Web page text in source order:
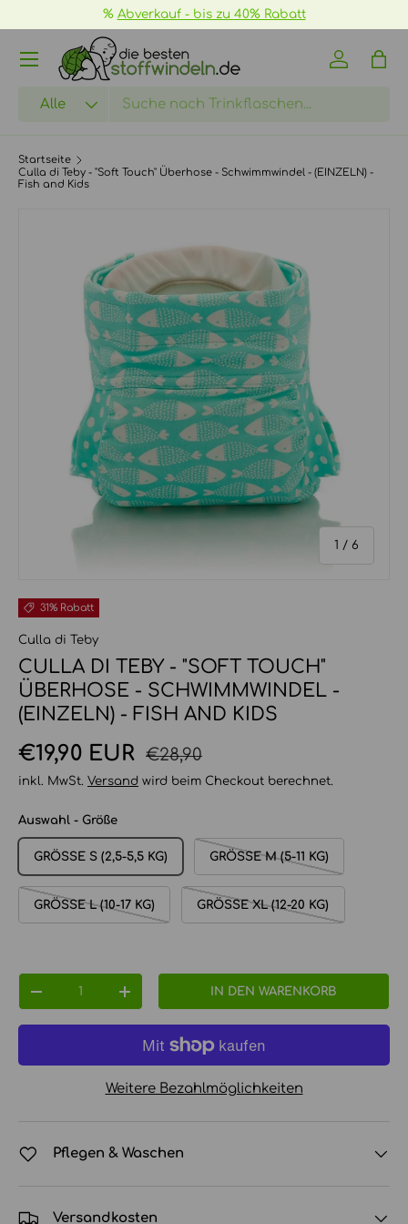
DIREKT ZUM INHALT
% Abverkauf - bis zu 40% Rabatt
Suchen
Alle
Einloggen
Startseite
Culla di Teby - "Soft Touch" Überhose - Schwimmwindel - (EINZELN) -
Fish and Kids
1 / von
6
31% Rabatt
Culla di Teby
CULLA DI TEBY - "SOFT TOUCH"
ÜBERHOSE - SCHWIMMWINDEL -
(EINZELN) - FISH AND KIDS
Verkaufspreis
€19,90 EUR Normaler Preis
€28,90
inkl. MwSt. Versand wird beim Checkout berechnet.
Auswahl - Größe
GRÖSSE S (2,5-5,5 KG) GRÖSSE M (5-11 KG)
GRÖSSE L (10-17 KG) GRÖSSE XL (12-20 KG)
MENGE VERRINGERNMENGE ERHÖHENIN DEN WARENKORB
Weitere Bezahlmöglichkeiten
Pflegen & Waschen
Versandkosten